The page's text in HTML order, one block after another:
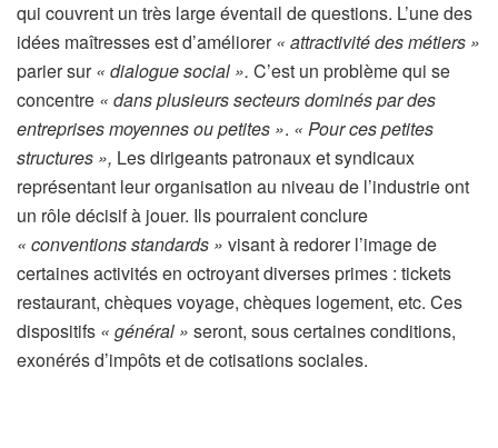
qui couvrent un très large éventail de questions. L’une des
idées maîtresses est d’améliorer« attractivité des métiers »
parier sur« dialogue social ». C’est un problème qui se
concentre « dans plusieurs secteurs dominés par des
entreprises moyennes ou petites ». « Pour ces petites
structures », Les dirigeants patronaux et syndicaux
représentant leur organisation au niveau de l’industrie ont
un rôle décisif à jouer. Ils pourraient conclure
« conventions standards » visant à redorer l’image de
certaines activités en octroyant diverses primes : tickets
restaurant, chèques voyage, chèques logement, etc. Ces
dispositifs « général » seront, sous certaines conditions,
exonérés d’impôts et de cotisations sociales.